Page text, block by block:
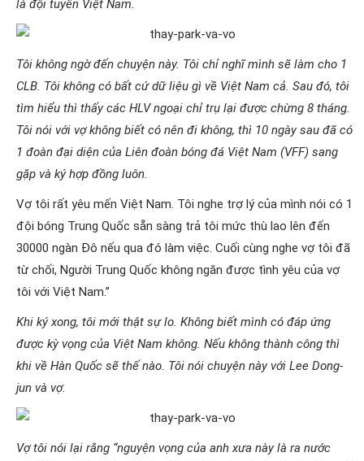
là đội tuyển Việt Nam.
Tôi không ngờ đến chuyện này. Tôi chỉ nghĩ mình sẽ làm cho 1
CLB. Tôi không có bất cứ dữ liệu gì về Việt Nam cả. Sau đó, tôi
tìm hiểu thì thấy các HLV ngoại chỉ trụ lại được chừng 8 tháng.
Tôi nói với vợ không biết có nên đi không, thì 10 ngày sau đã có
1 đoàn đại diện của Liên đoàn bóng đá Việt Nam (VFF) sang
gặp và ký hợp đồng luôn.
Vợ tôi rất yêu mến Việt Nam. Tôi nghe trợ lý của mình nói có 1
đội bóng Trung Quốc sẵn sàng trả tôi mức thù lao lên đến
30000 ngàn Đô nếu qua đó làm việc. Cuối cùng nghe vợ tôi đã
từ chối, Người Trung Quốc không ngăn được tình yêu của vợ
tôi với Việt Nam.”
Khi ký xong, tôi mới thật sự lo. Không biết mình có đáp ứng
được kỳ vọng của Việt Nam không. Nếu không thành công thì
khi về Hàn Quốc sẽ thế nào. Tôi nói chuyện này với Lee Dong-
jun và vợ.
Vợ tôi nói lại rằng “nguyện vọng của anh xưa này là ra nước